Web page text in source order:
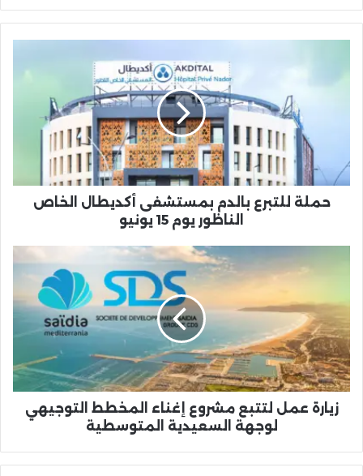
يوم
15
يونيوحملة للتبرع بالدم بمستشفى أكديطال الخاص
الناظور يوم 15 يونيو
مشروع
إغناء
المخطط
التوجيهي
لوجهة
السعيدية
المتوسطية
زيارة عمل لتتبع مشروع إغناء المخطط التوجيهي
لوجهة السعيدية المتوسطية